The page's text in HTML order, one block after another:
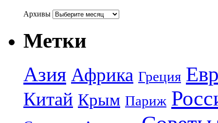
Архивы
Метки
Азия Африка Греция
Китай Крым Париж